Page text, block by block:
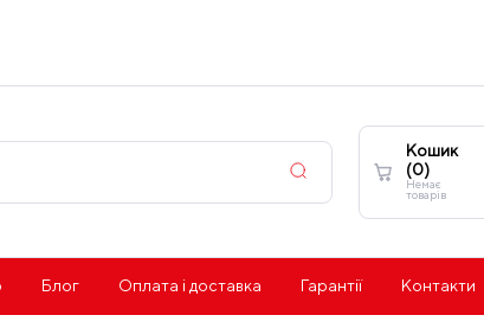
Кошик
(0)
Немає
товарів
Блог Оплата і доставка Гарантії Контакти